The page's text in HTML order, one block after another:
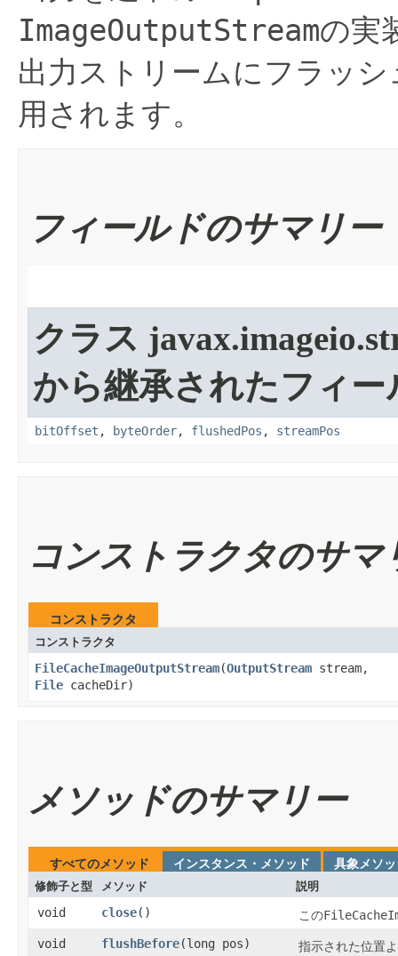
ImageOutputStreamの実
出力ストリームにフラッ
用されます。
フィールドのサマリー
クラス
から継承されたフィー
bitOffset , byteOrder, flushedPos , streamPos
コンストラクタのサマ
コンストラクタ
コンストラクタ
FileCacheImageOutputStream​(OutputStream stream,
File cacheDir)
メソッドのサマリー
すべてのメソッド インスタンス・メソッド
具象メソ
修飾子と型
メソッド 説明
void close​() この
void
flushBefore​(long pos) 指示された位置